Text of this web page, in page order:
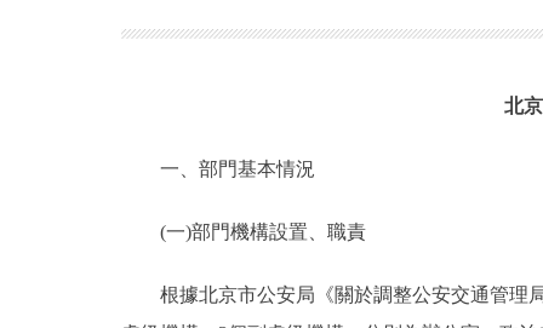
北
一、部門基本情況
(一)部門機構設置、職責
根據北京市公安局《關於調整公安交通管理局